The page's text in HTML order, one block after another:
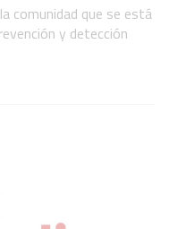
comunidad que se está
y detección